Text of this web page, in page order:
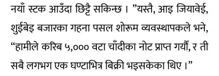
नयाँ स्टक आउँदा छिट्टै सकिन्छ । ”यस्तै, आइ जियावेई,
शुईबेइ बजारका गहना पसल शोरूम व्यवस्थापकले भने,
“हामीले करिब ५,००० वटा चाँदीका नोट प्राप्त गर्यौं, र ती
सबै लगभग एक घण्टाभित्र बिक्री भइसकेका थिए ।”